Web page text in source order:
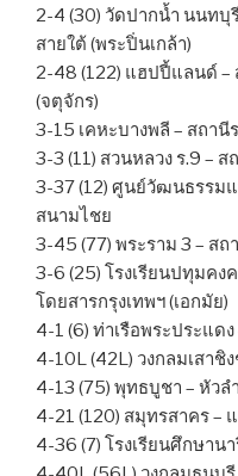
2-4 (30) วัดปากน้ำ นนทบุ
สายใต้ (พระปิ่นเกล้า)
2-48 (122) แฮปปี้แลนด์ –
(จตุจักร)
3-15 เคหะบางพลี – สถานี
3-3 (11) สวนหลวง ร.9 –
3-37 (12) ศูนย์วัฒนธรรม
สนามไชย
3-45 (77) พระราม 3 – ส
3-6 (25) โรงเรียนปทุมคง
โดยสารกรุงเทพฯ (เอกมัย)
4-1 (6) ท่าเรือพระประแดง
4-10L (42L) วงกลมเสาชิ
4-13 (75) พุทธบูชา – หัวล
4-21 (120) สมุทรสาคร –
4-36 (7) โรงเรียนศึกษาน